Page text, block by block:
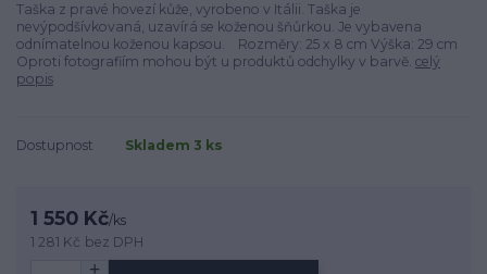
Taška z pravé hovezí kůže, vyrobeno v Itálii. Taška je
nevýpodšívkovaná, uzavírá se koženou šňůrkou. Je vybavena
odnímatelnou koženou kapsou. Rozměry: 25 x 8 cm Výška: 29 cm
Oproti fotografiím mohou být u produktů odchylky v barvě. celý
popis
Dostupnost Skladem 3 ks
1 550 Kč/ks
1 281 Kč bez DPH